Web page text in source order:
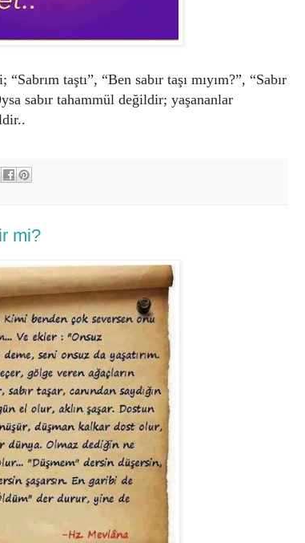
taştı”, “Ben sabır taşı mıyım?”, “Sabır
sabır tahammül değildir; yaşananlar
mi?